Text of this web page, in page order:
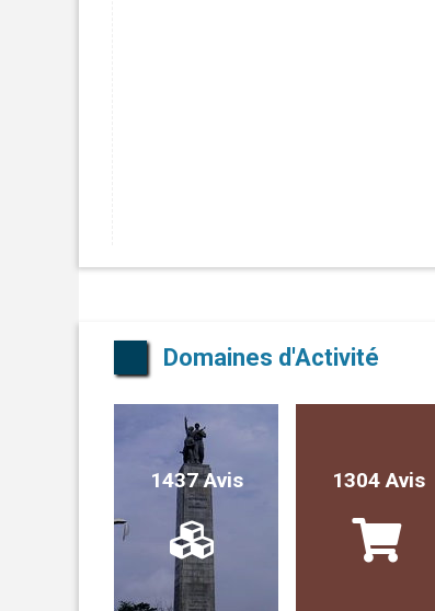
Domaines d'Activité
1437 Avis 1304 Avis